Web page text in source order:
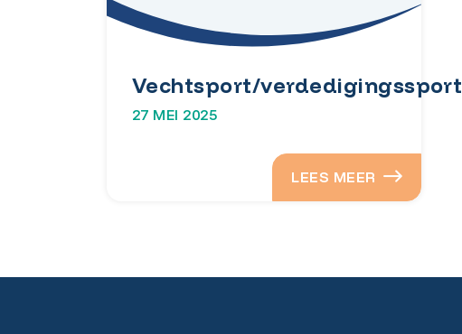
Vechtsport/verdedigingssport
27 MEI 2025
LEES MEER